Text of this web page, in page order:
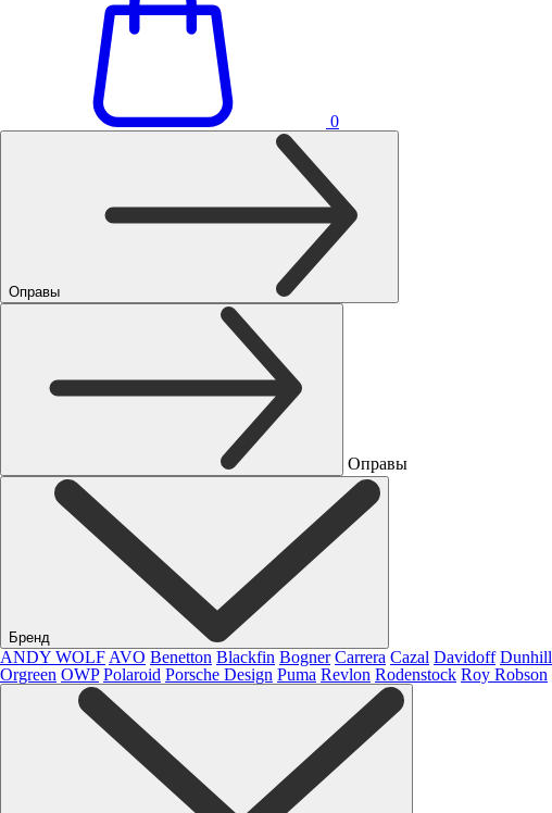
0
Оправы
Оправы
Бренд
ANDY WOLF AVO Benetton Blackfin Bogner Carrera Cazal Davidoff Dunhill
Orgreen OWP Polaroid Porsche Design Puma Revlon Rodenstock Roy Robson